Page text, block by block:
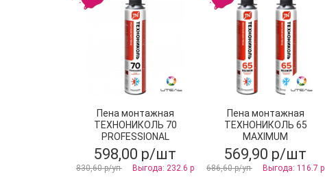
Пена монтажная
ТЕХНОНИКОЛЬ 70
PROFESSIONAL
всесезонная
598,00 р/шт
830,60 р/уп Выгода: 232.6 р
Пена монтажная
ТЕХНОНИКОЛЬ 65
MAXIMUM
профессиональная
всесезонная
569,90 р/шт
686,60 р/уп Выгода: 116.7 р